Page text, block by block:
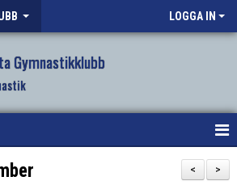
LOGGA IN
Gymnastikklubb
>
<